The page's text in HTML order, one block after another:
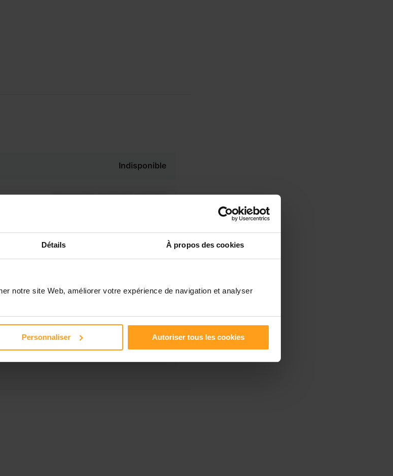
Détails À propos des cookies
notre site Web, améliorer votre expérience de navigation et analyser
Personnaliser Autoriser tous les cookies
Indisponible
Disponible de 00:00 à 00:00
Disponible de 00:00 à 00:00
Disponible de 00:00 à 00:00
Disponible de 00:00 à 00:00
les
?